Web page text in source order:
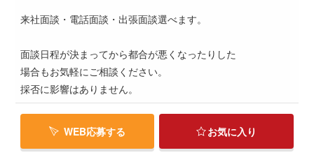
来社面談・電話面談・出張面談選べます。
面談日程が決まってから都合が悪くなったりした
場合もお気軽にご相談ください。
採否に影響はありません。
WEB応募する お気に入り